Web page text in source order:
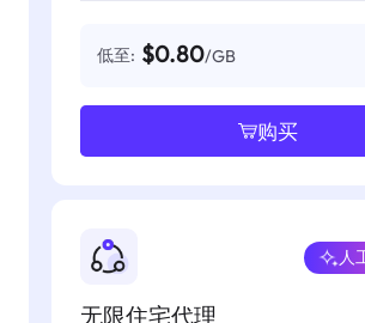
低至: $0.80/GB
购买
无限住宅代理
人